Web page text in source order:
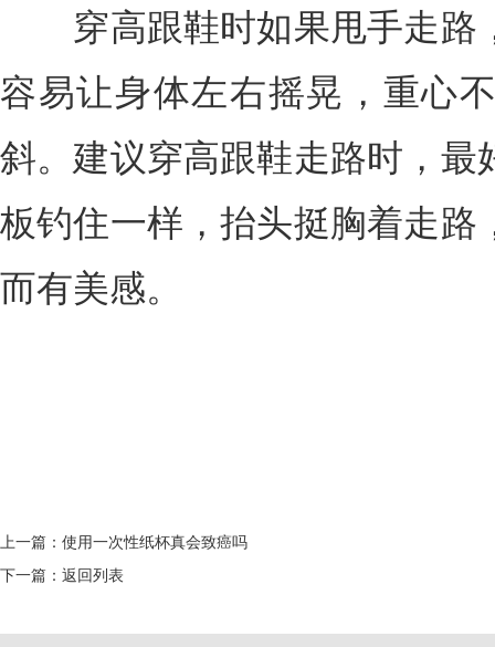
穿高跟鞋时如果甩手走路
容易让身体左右摇晃，重心
斜。建议穿高跟鞋走路时，最
板钓住一样，抬头挺胸着走路
而有美感。
上一篇： 使用一次性纸杯真会致癌吗
下一篇： 返回列表